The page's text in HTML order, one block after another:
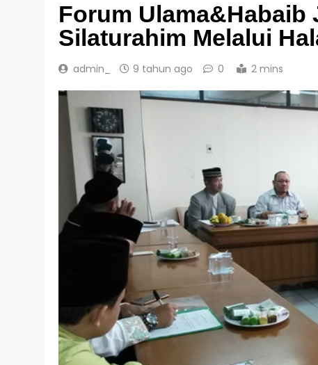
Forum Ulama&Habaib
Silaturahim Melalui
admin_ 9 tahun ago 0 2 mins